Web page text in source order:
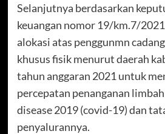
Selanjutnya berdasarkan
keuangan nomor 19/km.7/
alokasi atas penggunmn
khusus fisik menurut daerah
tahun anggaran 2021 untuk
percepatan penanganan
disease 2019 (covid-19) dan
penyalurannya.